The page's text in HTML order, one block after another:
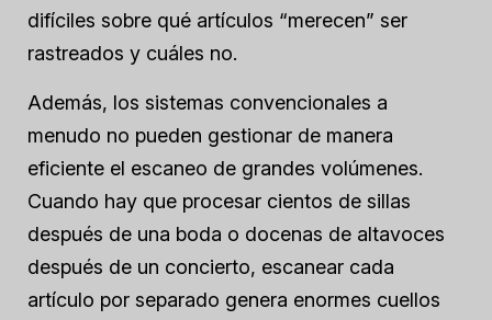
difíciles sobre qué artículos “merecen” ser
rastreados y cuáles no.
Además, los sistemas convencionales a
menudo no pueden gestionar de manera
eficiente el escaneo de grandes volúmenes.
Cuando hay que procesar cientos de sillas
después de una boda o docenas de altavoces
después de un concierto, escanear cada
artículo por separado genera enormes cuellos